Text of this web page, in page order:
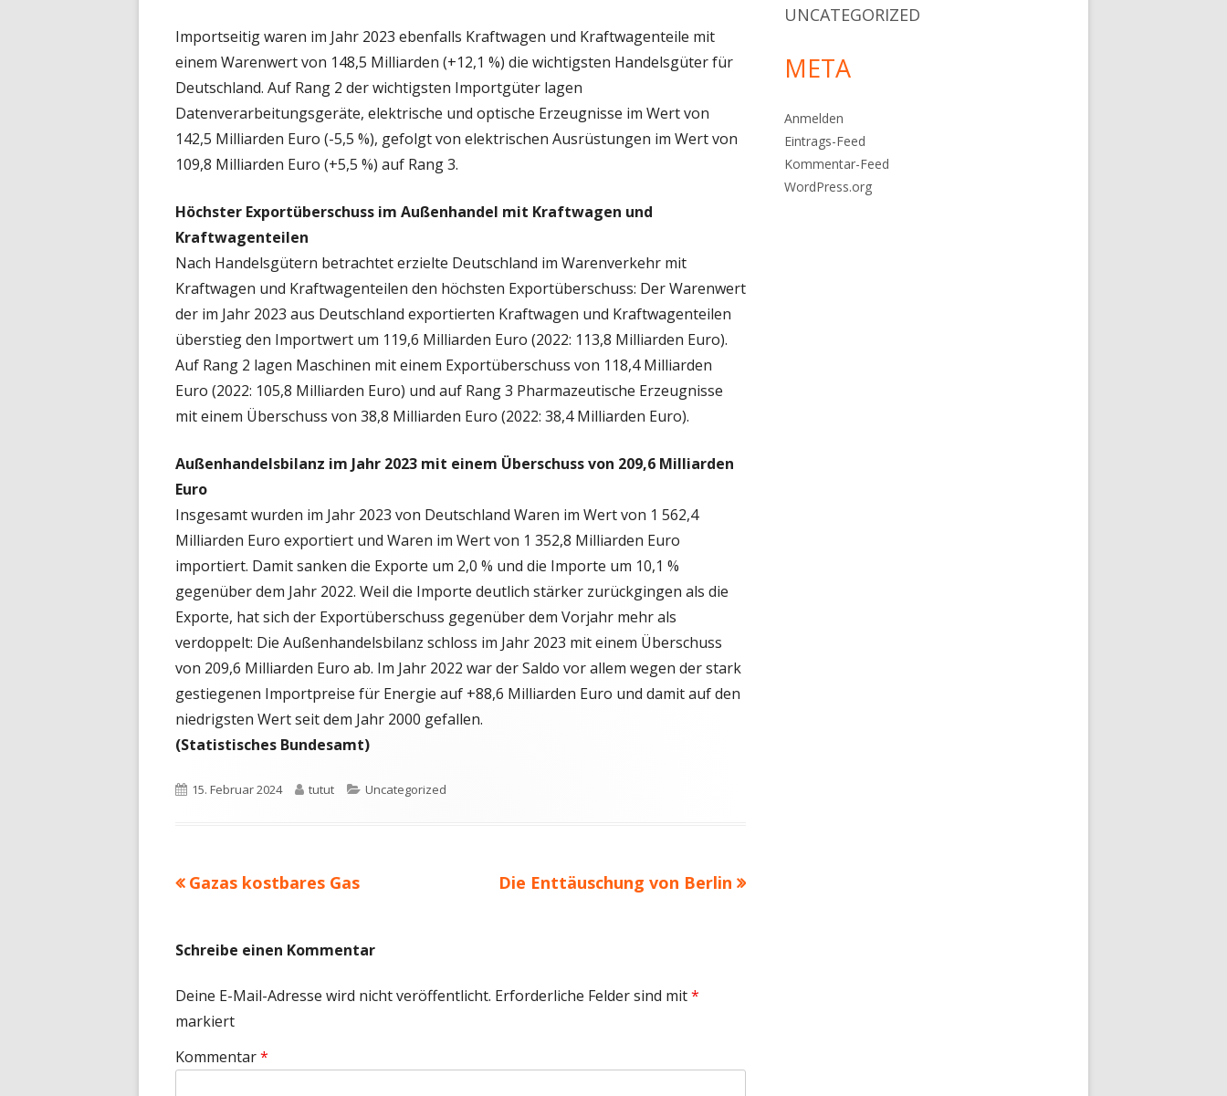
Importseitig waren im Jahr 2023 ebenfalls Kraftwagen und Kraftwagenteile mit
einem Warenwert von 148,5 Milliarden (+12,1 %) die wichtigsten Handelsgüter für
Deutschland. Auf Rang 2 der wichtigsten Importgüter lagen
Datenverarbeitungsgeräte, elektrische und optische Erzeugnisse im Wert von
142,5 Milliarden Euro (-5,5 %), gefolgt von elektrischen Ausrüstungen im Wert von
109,8 Milliarden Euro (+5,5 %) auf Rang 3.
Höchster Exportüberschuss im Außenhandel mit Kraftwagen und
Kraftwagenteilen
Nach Handelsgütern betrachtet erzielte Deutschland im Warenverkehr mit
Kraftwagen und Kraftwagenteilen den höchsten Exportüberschuss: Der Warenwert
der im Jahr 2023 aus Deutschland exportierten Kraftwagen und Kraftwagenteilen
überstieg den Importwert um 119,6 Milliarden Euro (2022: 113,8 Milliarden Euro).
Auf Rang 2 lagen Maschinen mit einem Exportüberschuss von 118,4 Milliarden
Euro (2022: 105,8 Milliarden Euro) und auf Rang 3 Pharmazeutische Erzeugnisse
mit einem Überschuss von 38,8 Milliarden Euro (2022: 38,4 Milliarden Euro).
Außenhandelsbilanz im Jahr 2023 mit einem Überschuss von 209,6 Milliarden
Euro
Insgesamt wurden im Jahr 2023 von Deutschland Waren im Wert von 1 562,4
Milliarden Euro exportiert und Waren im Wert von 1 352,8 Milliarden Euro
importiert. Damit sanken die Exporte um 2,0 % und die Importe um 10,1 %
gegenüber dem Jahr 2022. Weil die Importe deutlich stärker zurückgingen als die
Exporte, hat sich der Exportüberschuss gegenüber dem Vorjahr mehr als
verdoppelt: Die Außenhandelsbilanz schloss im Jahr 2023 mit einem Überschuss
von 209,6 Milliarden Euro ab. Im Jahr 2022 war der Saldo vor allem wegen der stark
gestiegenen Importpreise für Energie auf +88,6 Milliarden Euro und damit auf den
niedrigsten Wert seit dem Jahr 2000 gefallen.
(Statistisches Bundesamt)
Veröffentlicht
15. Februar 2024 Autor
tutut Kategorien
Uncategorized
Beitragsnavigation
Vorheriger
Gazas kostbares Gas
Nächster
Die Enttäuschung von Berlin
Schreibe einen Kommentar
Deine E-Mail-Adresse wird nicht veröffentlicht. Erforderliche Felder sind mit*
markiert
Kommentar*
UNCATEGORIZED
META
Anmelden
Eintrags-Feed
Kommentar-Feed
WordPress.org